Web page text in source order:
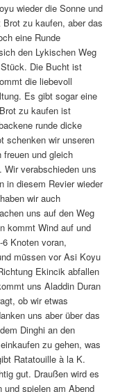
wieder die Sonne und
zu kaufen, aber das
eine Runde
den Lykischen Weg
Die Bucht ist
die liebevoll
Es gibt sogar eine
zu kaufen ist
runde dicke
schenken wir unseren
und gleich
verabschieden uns
in diesem Revier wieder
wir auch
uns auf den Weg
kommt Wind auf und
Knoten voran,
müssen vor Asi Koyu
Ekincik abfallen
uns Aladdin Duran
ob wir etwas
uns aber über das
Dinghi an den
zu gehen, was
Ratatouille à la K.
gut. Draußen wird es
und spielen am Abend